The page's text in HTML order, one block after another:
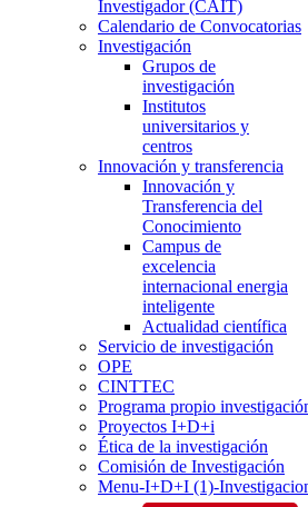
Investigador (CAIT)
Calendario de Convocatorias
Investigación
Grupos de
investigación
Institutos
universitarios y
centros
Innovación y transferencia
Innovación y
Transferencia del
Conocimiento
Campus de
excelencia
internacional energia
inteligente
Actualidad científica
Servicio de investigación
OPE
CINTTEC
Programa propio
Proyectos I+D+i
Ética de la investigación
Comisión de Investigación
Menu-I+D+I (1)-